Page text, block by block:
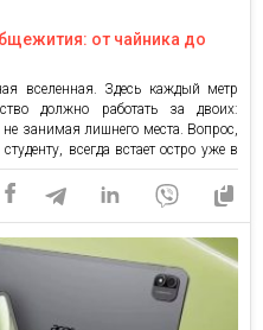
от чайника до
вселенная. Здесь каждый метр
должно работать за двоих:
занимая лишнего места. Вопрос,
всегда встает остро уже в
мелочи, которые спасают день
прибором в […]